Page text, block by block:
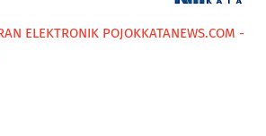
ELEKTRONIK POJOKKATANEWS.COM -